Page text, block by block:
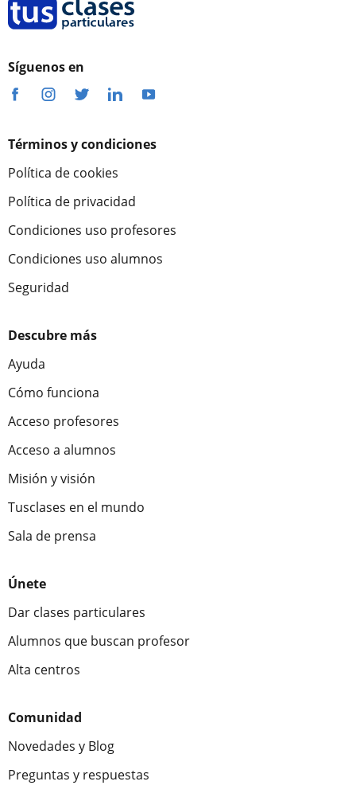
Síguenos en
Términos y condiciones
Política de cookies
Política de privacidad
Condiciones uso profesores
Condiciones uso alumnos
Seguridad
Descubre más
Ayuda
Cómo funciona
Acceso profesores
Acceso a alumnos
Misión y visión
Tusclases en el mundo
Sala de prensa
Únete
Dar clases particulares
Alumnos que buscan profesor
Alta centros
Comunidad
Novedades y Blog
Preguntas y respuestas